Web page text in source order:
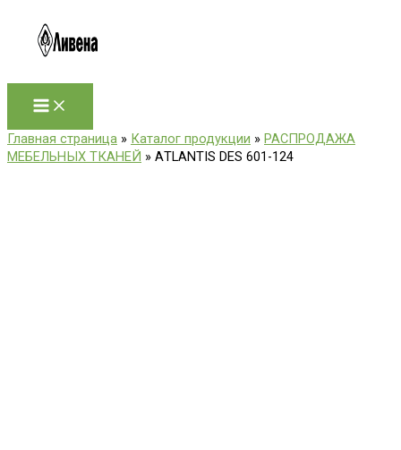
содержимому
Главная страница » Каталог продукции » РАСПРОДАЖА
МЕБЕЛЬНЫХ ТКАНЕЙ » АTLANTIS DES 601-124